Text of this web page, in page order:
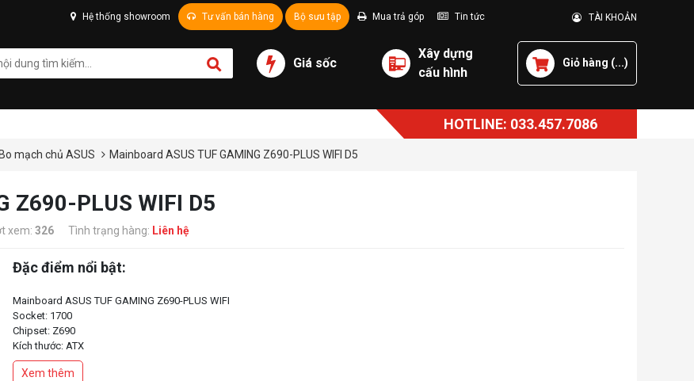
Hệ thống showroom Tư vấn bán hàng Bộ sưu tập Mua trả góp Tin tức TÀI KHOẢN
Giá sốc
Xây dựng
cấu hình
Giỏ hàng (...)
HOTLINE: 033.457.7086
Bo mạch chủ ASUS Mainboard ASUS TUF GAMING Z690-PLUS WIFI D5
Z690-PLUS WIFI D5
xem: 326 Tình trạng hàng: Liên hệ
Đặc điểm nổi bật:
Mainboard ASUS TUF GAMING Z690-PLUS WIFI
Socket: 1700
Chipset: Z690
Kích thước: ATX
Xem thêm